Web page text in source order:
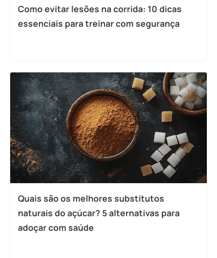
Como evitar lesões na corrida: 10 dicas
essenciais para treinar com segurança
Quais são os melhores substitutos
naturais do açúcar? 5 alternativas para
adoçar com saúde